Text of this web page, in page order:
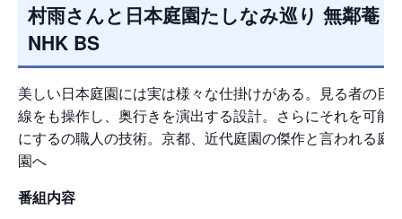
村雨さんと日本庭園たしなみ巡り 無鄰菴
NHK BS
美しい日本庭園には実は様々な仕掛けがある。見る者の目
線をも操作し、奥行きを演出する設計。さらにそれを可能
にするの職人の技術。京都、近代庭園の傑作と言われる庭
園へ
番組内容